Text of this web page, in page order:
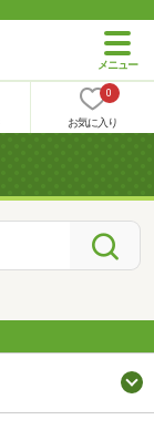
0
お気に入り